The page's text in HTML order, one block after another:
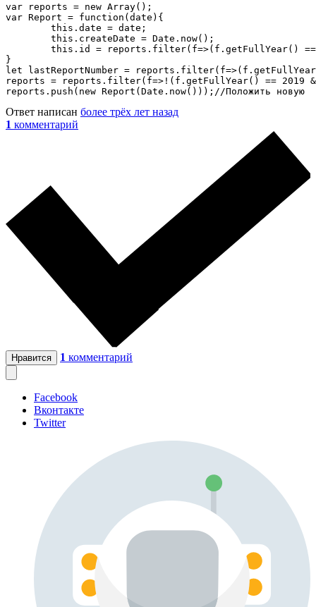
var reports = new Array();
var Report = function(date){
}
let lastReportNumber = reports.filter(f=>(f.getFullYear()
reports = reports.filter(f=>!(f.getFullYear() == 2019 &&
reports.push(new Report(Date.now()));//Положить новую
Ответ написан более трёх лет назад
1 комментарий
Нравится 1 комментарий
Facebook
Вконтакте
Twitter